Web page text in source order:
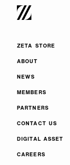
ZETA STORE
ABOUT
NEWS
MEMBERS
PARTNERS
CONTACT US
DIGITAL ASSET
CAREERS